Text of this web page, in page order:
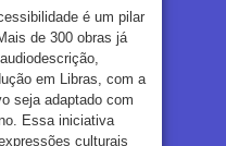
é um pilar
de 300 obras já
em Libras, com a
seja adaptado com
Essa iniciativa
culturais